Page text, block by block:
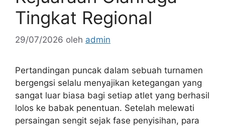
Tingkat Regional
29/07/2026 oleh admin
Pertandingan puncak dalam sebuah turnamen
bergengsi selalu menyajikan ketegangan yang
sangat luar biasa bagi setiap atlet yang berhasil
lolos ke babak penentuan. Setelah melewati
persaingan sengit sejak fase penyisihan, para